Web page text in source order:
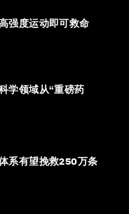
强度运动即可救命
学领域从“重磅药
系有望挽救250万条